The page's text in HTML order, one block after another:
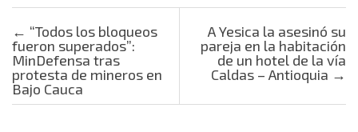
Post navigation
← “Todos los bloqueos
fueron superados”:
MinDefensa tras
protesta de mineros en
Bajo Cauca
A Yesica la asesinó su
pareja en la habitación
de un hotel de la vía
Caldas – Antioquia →